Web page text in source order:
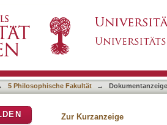
Aktstudien der frühen
5 Philosophische Fakultät → Dokumentanzeige
Zur Kurzanzeige